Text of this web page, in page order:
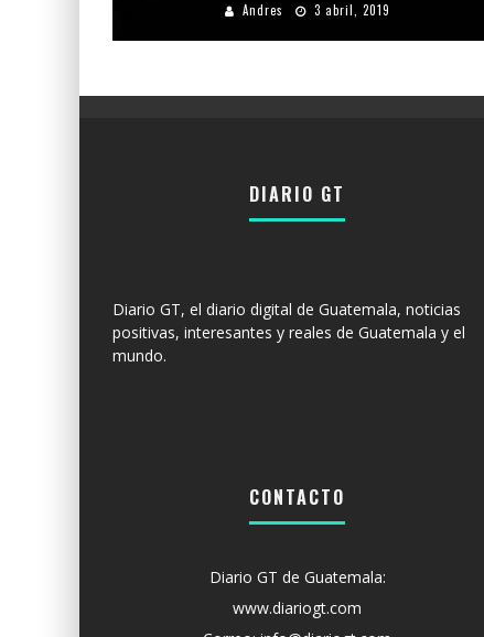
Andres 3 abril, 2019
DIARIO GT
Diario GT, el diario digital de Guatemala, noticias
positivas, interesantes y reales de Guatemala y el
mundo.
CONTACTO
Diario GT de Guatemala:
www.diariogt.com